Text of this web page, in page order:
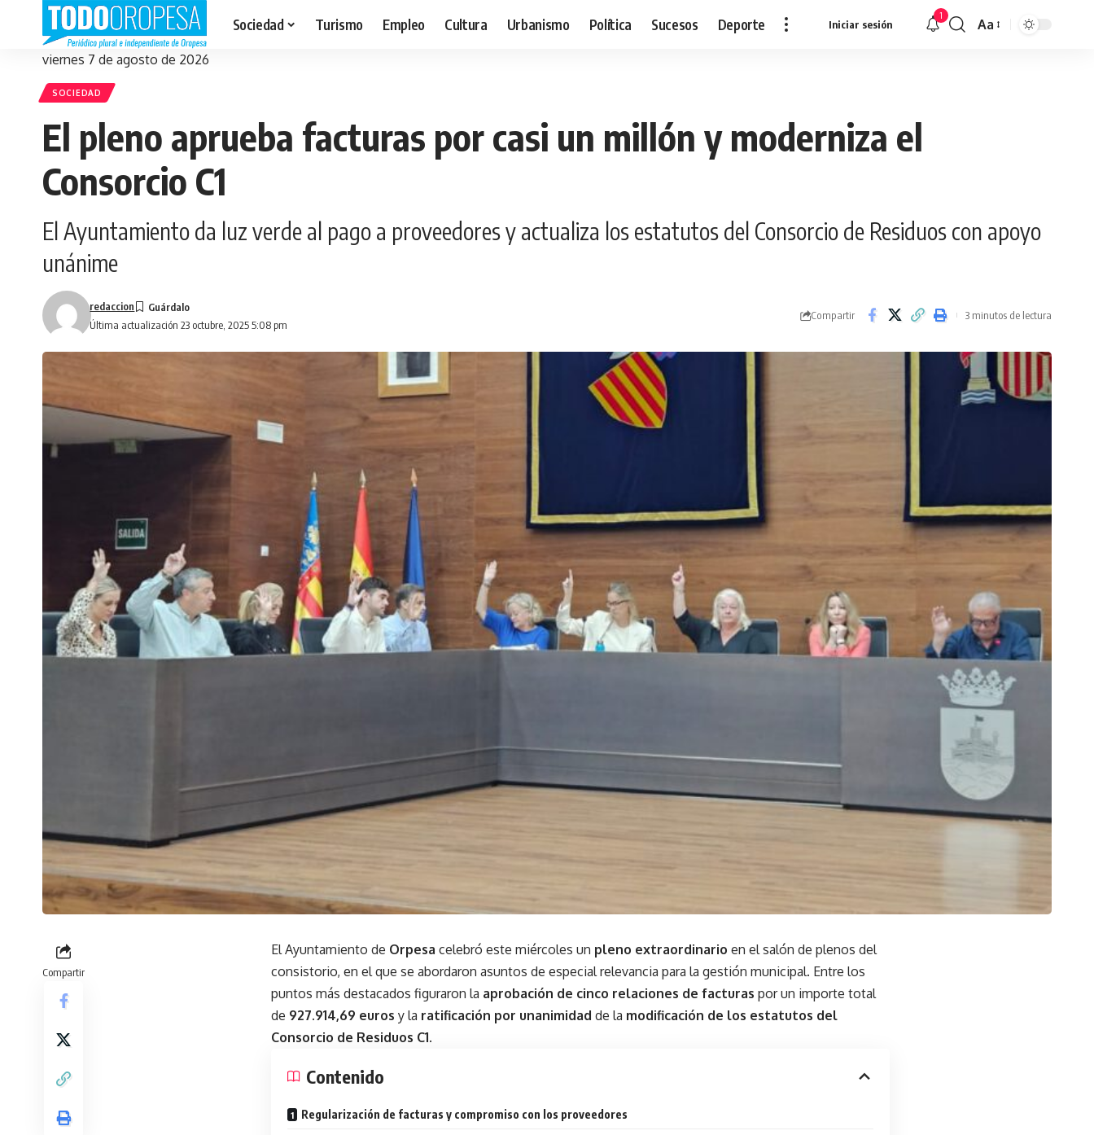
Sociedad Turismo Empleo Cultura Urbanismo Política Sucesos Deporte Iniciar sesión
1
Redimensionar
Aa
viernes 7 de agosto de 2026
SOCIEDAD
El pleno aprueba facturas por casi un millón y moderniza el
Consorcio C1
El Ayuntamiento da luz verde al pago a proveedores y actualiza los estatutos del Consorcio de Residuos con apoyo
unánime
Última actualización 23 octubre, 2025 5:08 pm
redaccion
Compartir 3 minutos de lectura
Compartir
El Ayuntamiento de Orpesa celebró este miércoles un pleno extraordinario en el salón de plenos del
consistorio, en el que se abordaron asuntos de especial relevancia para la gestión municipal. Entre los
puntos más destacados figuraron la aprobación de cinco relaciones de facturas por un importe total
de 927.914,69 euros y la ratificación por unanimidad de la modificación de los estatutos del
Consorcio de Residuos C1.
Contenido
Regularización de facturas y compromiso con los proveedores